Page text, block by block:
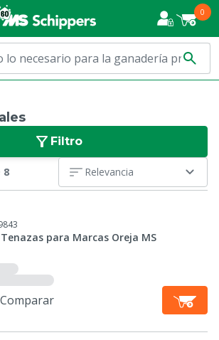
0
Filtro
8 Relevancia
Tenazas para Marcas Oreja MS
Comparar